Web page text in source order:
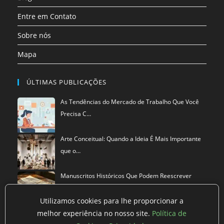
Entre em Contato
Sobre nós
Mapa
ÚLTIMAS PUBLICAÇÕES
As Tendências do Mercado de Trabalho Que Você
Precisa C…
Arte Conceitual: Quando a Ideia É Mais Importante
que o…
Manuscritos Históricos Que Podem Reescrever
Utilizamos cookies para lhe proporcionar a
melhor experiência no nosso site. Política de